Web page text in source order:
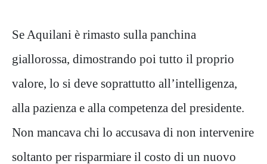
Se Aquilani è rimasto sulla panchina
giallorossa, dimostrando poi tutto il proprio
valore, lo si deve soprattutto all’intelligenza,
alla pazienza e alla competenza del presidente.
Non mancava chi lo accusava di non intervenire
soltanto per risparmiare il costo di un nuovo